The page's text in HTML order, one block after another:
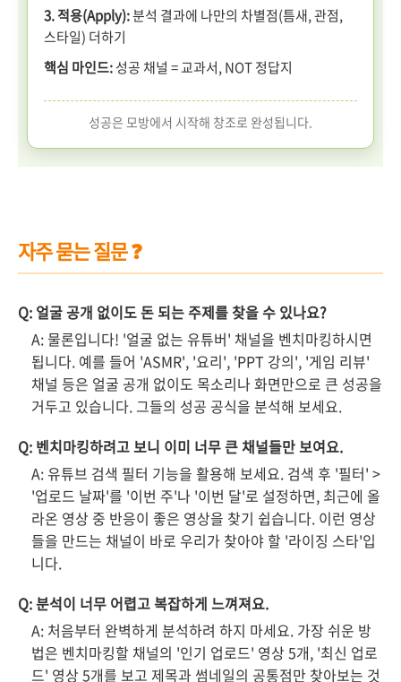
3. 적용(Apply):분석 결과에 나만의 차별점(틈새, 관점,
스타일) 더하기
핵심 마인드:성공 채널 = 교과서, NOT 정답지
성공은 모방에서 시작해 창조로 완성됩니다.
자주 묻는 질문 ❓
Q: 얼굴 공개 없이도 돈 되는 주제를 찾을 수 있나요?
A: 물론입니다! '얼굴 없는 유튜버' 채널을 벤치마킹하시면
됩니다. 예를 들어 'ASMR', '요리', 'PPT 강의', '게임 리뷰'
채널 등은 얼굴 공개 없이도 목소리나 화면만으로 큰 성공을
거두고 있습니다. 그들의 성공 공식을 분석해 보세요.
Q: 벤치마킹하려고 보니 이미 너무 큰 채널들만 보여요.
A: 유튜브 검색 필터 기능을 활용해 보세요. 검색 후 '필터' >
'업로드 날짜'를 '이번 주'나 '이번 달'로 설정하면, 최근에 올
라온 영상 중 반응이 좋은 영상을 찾기 쉽습니다. 이런 영상
들을 만드는 채널이 바로 우리가 찾아야 할 '라이징 스타'입
니다.
Q: 분석이 너무 어렵고 복잡하게 느껴져요.
A: 처음부터 완벽하게 분석하려 하지 마세요. 가장 쉬운 방
법은 벤치마킹할 채널의 '인기 업로드' 영상 5개, '최신 업로
드' 영상 5개를 보고 제목과 썸네일의 공통점만 찾아보는 것